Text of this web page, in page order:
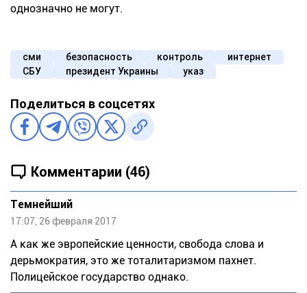
однозначно не могут.
сми безопасность контроль
интернет
СБУ
президент Украины указ
Поделиться в соцсетях
Комментарии (46)
Темнейший
17:07, 26 февраля 2017
А как же эвропейские ценности, свобода слова и
дepьмократия, это же тоталитаризмом пахнет.
Полицейское государство однако.